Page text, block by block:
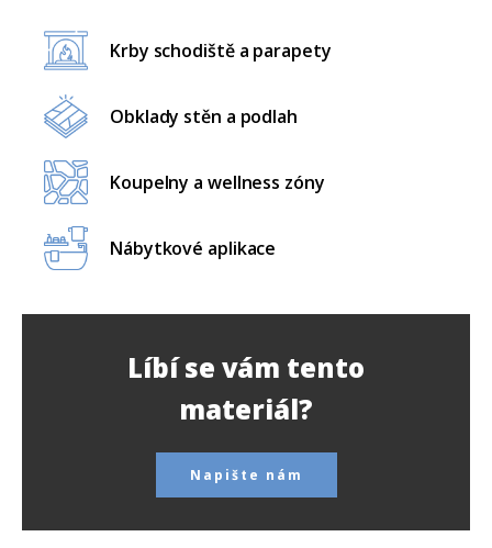
Krby schodiště a parapety
Obklady stěn a podlah
Koupelny a wellness zóny
Nábytkové aplikace
Líbí se vám tento
materiál?
Napište nám